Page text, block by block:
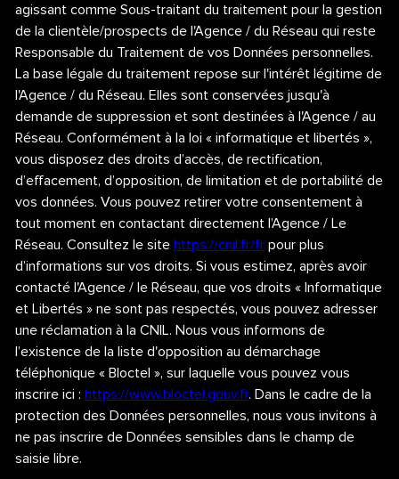
agissant comme Sous-traitant du traitement pour la gestion
de la clientèle/prospects de l'Agence / du Réseau qui reste
Responsable du Traitement de vos Données personnelles.
La base légale du traitement repose sur l'intérêt légitime de
l'Agence / du Réseau. Elles sont conservées jusqu'à
demande de suppression et sont destinées à l'Agence / au
Réseau. Conformément à la loi « informatique et libertés »,
vous disposez des droits d’accès, de rectification,
d’effacement, d’opposition, de limitation et de portabilité de
vos données. Vous pouvez retirer votre consentement à
tout moment en contactant directement l’Agence / Le
Réseau. Consultez le site https://cnil.fr/fr pour plus
d’informations sur vos droits. Si vous estimez, après avoir
contacté l'Agence / le Réseau, que vos droits « Informatique
et Libertés » ne sont pas respectés, vous pouvez adresser
une réclamation à la CNIL. Nous vous informons de
l’existence de la liste d'opposition au démarchage
téléphonique « Bloctel », sur laquelle vous pouvez vous
inscrire ici : https://www.bloctel.gouv.fr. Dans le cadre de la
protection des Données personnelles, nous vous invitons à
ne pas inscrire de Données sensibles dans le champ de
saisie libre.